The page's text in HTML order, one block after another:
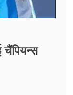
चैंपियन्स